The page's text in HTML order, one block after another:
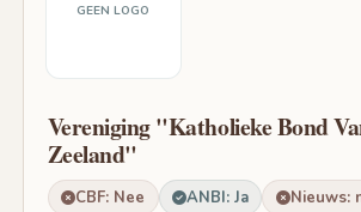
GEEN LOGO
Vereniging "Katholieke Bond
Zeeland"
CBF: Nee ANBI: Ja Nieuws: